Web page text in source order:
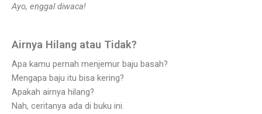
Ayo, enggal diwaca!
Airnya Hilang atau Tidak?
Apa kamu pernah menjemur baju basah?
Mengapa baju itu bisa kering?
Apakah airnya hilang?
Nah, ceritanya ada di buku ini.